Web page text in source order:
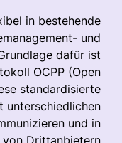
in bestehende
und
dafür ist
OCPP (Open
standardisierte
unterschiedlichen
und in